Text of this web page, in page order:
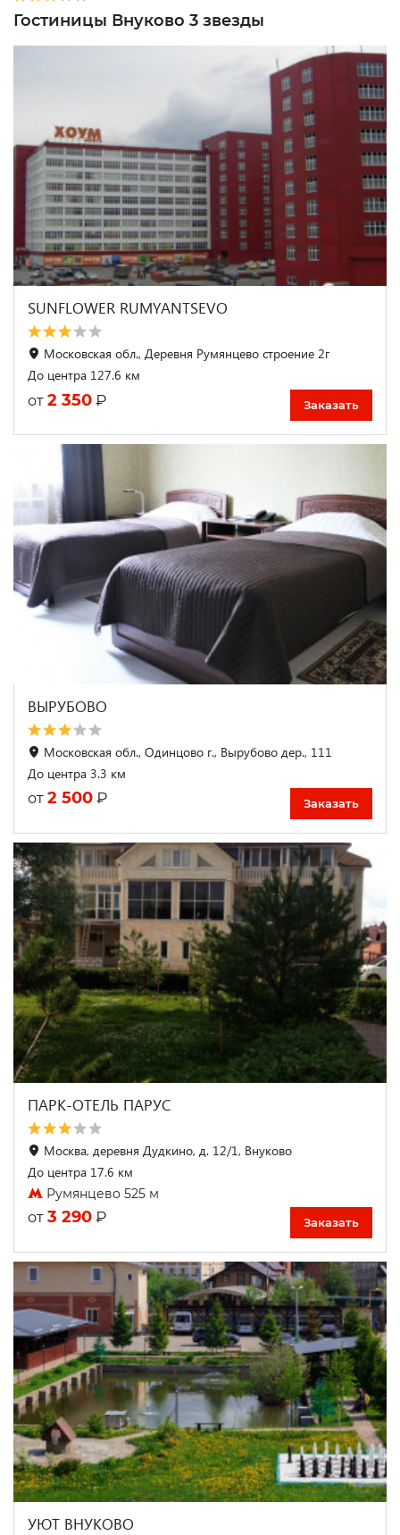
Гостиницы Внуково 3 звезды
SUNFLOWER RUMYANTSEVO
Московская обл., Деревня Румянцево строение 2г
До центра 127.6 км
от 2 350 ₽ Заказать
ВЫРУБОВО
Московская обл., Одинцово г., Вырубово дер., 111
До центра 3.3 км
от 2 500 ₽ Заказать
ПАРК-ОТЕЛЬ ПАРУС
Москва, деревня Дудкино, д. 12/1, Внуково
До центра 17.6 км
Румянцево 525 м
от 3 290 ₽ Заказать
УЮТ ВНУКОВО